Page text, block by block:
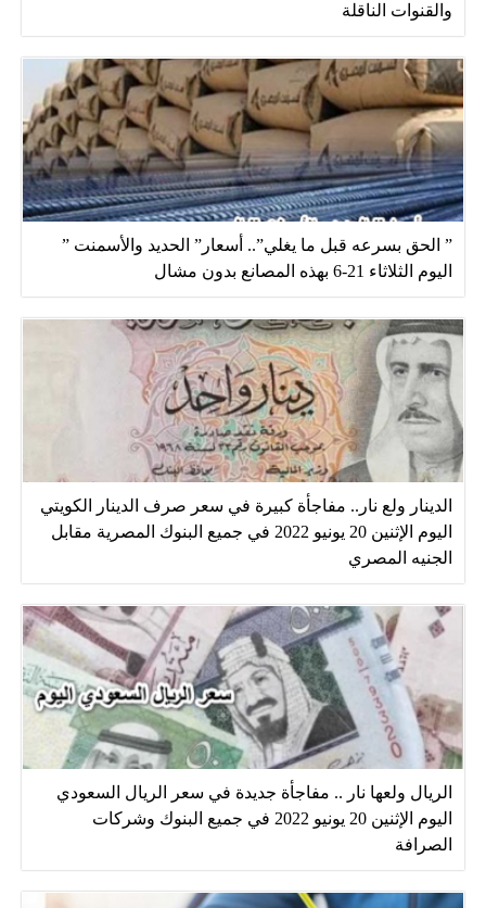
والقنوات الناقلة
” الحق بسرعه قبل ما يغلي”.. أسعار” الحديد والأسمنت ”
اليوم الثلاثاء 21-6 بهذه المصانع بدون مشال
الدينار ولع نار.. مفاجأة كبيرة في سعر صرف الدينار الكويتي
اليوم الإثنين 20 يونيو 2022 في جميع البنوك المصرية مقابل
الجنيه المصري
الريال ولعها نار .. مفاجأة جديدة في سعر الريال السعودي
اليوم الإثنين 20 يونيو 2022 في جميع البنوك وشركات
الصرافة